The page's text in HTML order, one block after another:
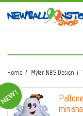
Home Mylar NBS Design